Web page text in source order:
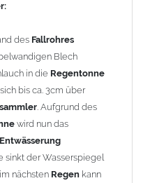
Teilstücks lässt sich die
vorhandene
hat oben eine weite Seite
Unten ist dieWasserklappe
dasFallrohr(auch ohne
dem Jahr 2000 hergestellt
(siehe ->
des Fallrohres
Blech
in die Regentonne
bis ca. 3cm über
. Aufgrund des
wird nun das
Entwässerung
sinkt der Wasserspiegel
nächsten Regen kann